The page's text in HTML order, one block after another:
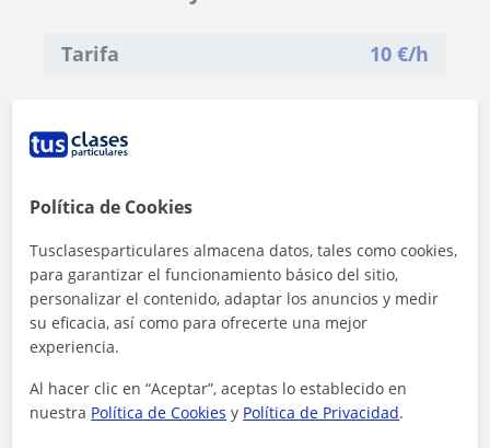
Tarifa 10 €/h
Política de Cookies
Tusclasesparticulares almacena datos, tales como cookies,
para garantizar el funcionamiento básico del sitio,
personalizar el contenido, adaptar los anuncios y medir
su eficacia, así como para ofrecerte una mejor
experiencia.
Al hacer clic en “Aceptar”, aceptas lo establecido en
nuestra Política de Cookies y Política de Privacidad.